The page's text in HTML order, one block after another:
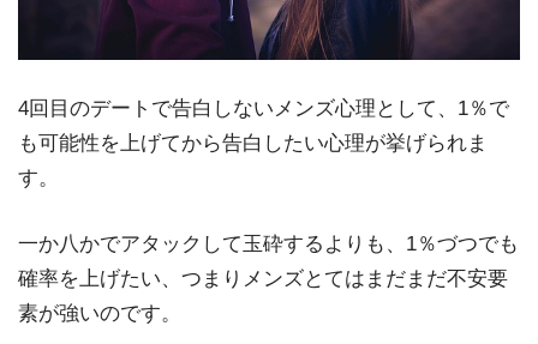
4回目のデートで告白しないメンズ心理として、1％で
も可能性を上げてから告白したい心理が挙げられま
す。
一か八かでアタックして玉砕するよりも、1％づつでも
確率を上げたい、つまりメンズとてはまだまだ不安要
素が強いのです。